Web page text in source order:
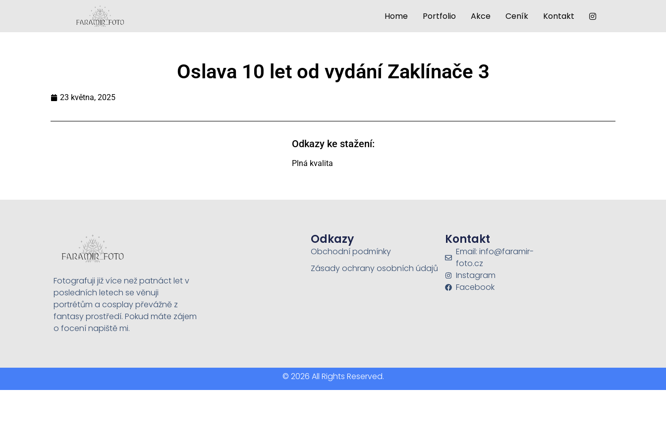
Home Portfolio Akce Ceník Kontakt
Oslava 10 let od vydání Zaklínače 3
23 května, 2025
Odkazy ke stažení:
Plná kvalita
Fotografuji již více než patnáct let v
posledních letech se věnuji
portrétům a cosplay převážně z
fantasy prostředí. Pokud máte zájem
o focení napiště mi.
Odkazy
Obchodní podmínky
Zásady ochrany osobních údajů
Kontakt
Email: info@faramir-
foto.cz
Instagram
Facebook
© 2026 All Rights Reserved.